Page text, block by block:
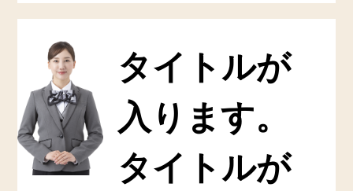
タイトルが
入ります。
タイトルが